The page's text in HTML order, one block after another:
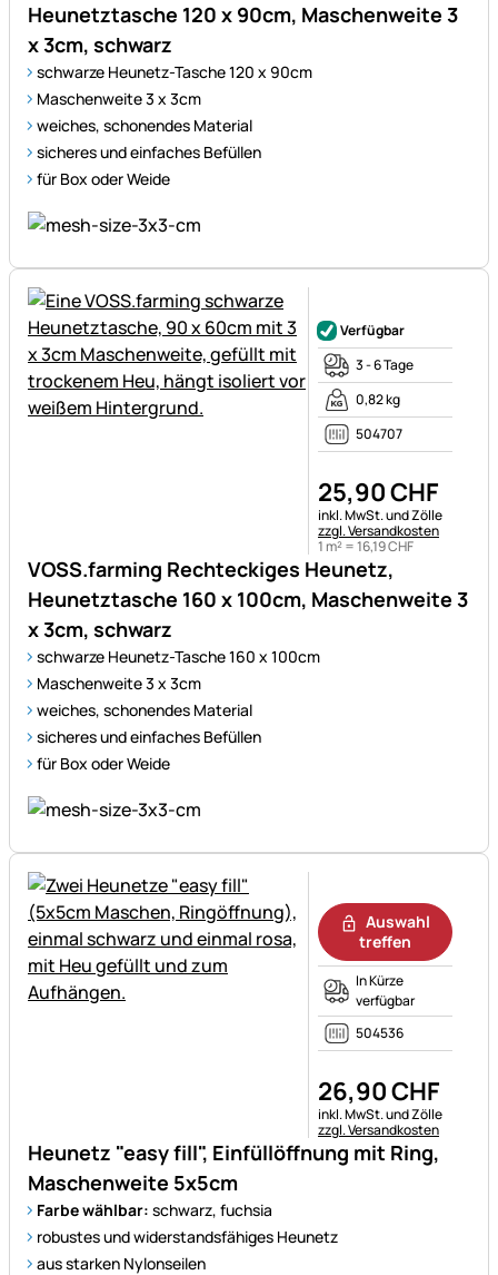
Heunetztasche 120 x 90cm, Maschenweite 3
x 3cm, schwarz
schwarze Heunetz-Tasche 120 x 90cm
Maschenweite 3 x 3cm
weiches, schonendes Material
sicheres und einfaches Befüllen
für Box oder Weide
VOSS.farming Rechteckiges Heunetz,
Heunetztasche 160 x 100cm, Maschenweite 3
x 3cm, schwarz
schwarze Heunetz-Tasche 160 x 100cm
Maschenweite 3 x 3cm
weiches, schonendes Material
sicheres und einfaches Befüllen
für Box oder Weide
Verfügbar
3 - 6 Tage
0,82 kg
504707
25,90CHF
Steuerhinweis:
inkl. MwSt. und Zölle
zzgl. Versandkosten
1 m² =16,19CHF
Heunetz "easy fill", Einfüllöffnung mit Ring,
Maschenweite 5x5cm
Farbe wählbar: schwarz, fuchsia
robustes und widerstandsfähiges Heunetz
aus starken Nylonseilen
Auswahl
treffen
In Kürze
verfügbar
504536
26,90CHF
Steuerhinweis:
inkl. MwSt. und Zölle
zzgl. Versandkosten